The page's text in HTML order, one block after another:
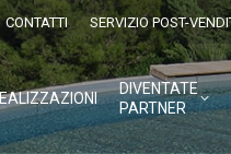
CONTATTI SERVIZIO POST-
DIVENTATE
PARTNER